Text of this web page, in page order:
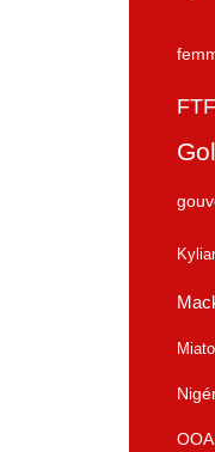
FTF
Miato